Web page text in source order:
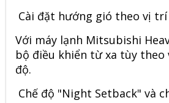
Cài đặt hướng gió theo vị
Với máy lạnh Mitsubishi
bộ điều khiển từ xa tùy
độ.
Chế độ "Night Setback" và